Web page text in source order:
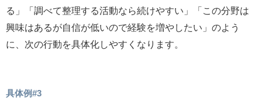
る」「調べて整理する活動なら続けやすい」「この分野は
興味はあるが自信が低いので経験を増やしたい」のよう
に、次の行動を具体化しやすくなります。
具体例#3